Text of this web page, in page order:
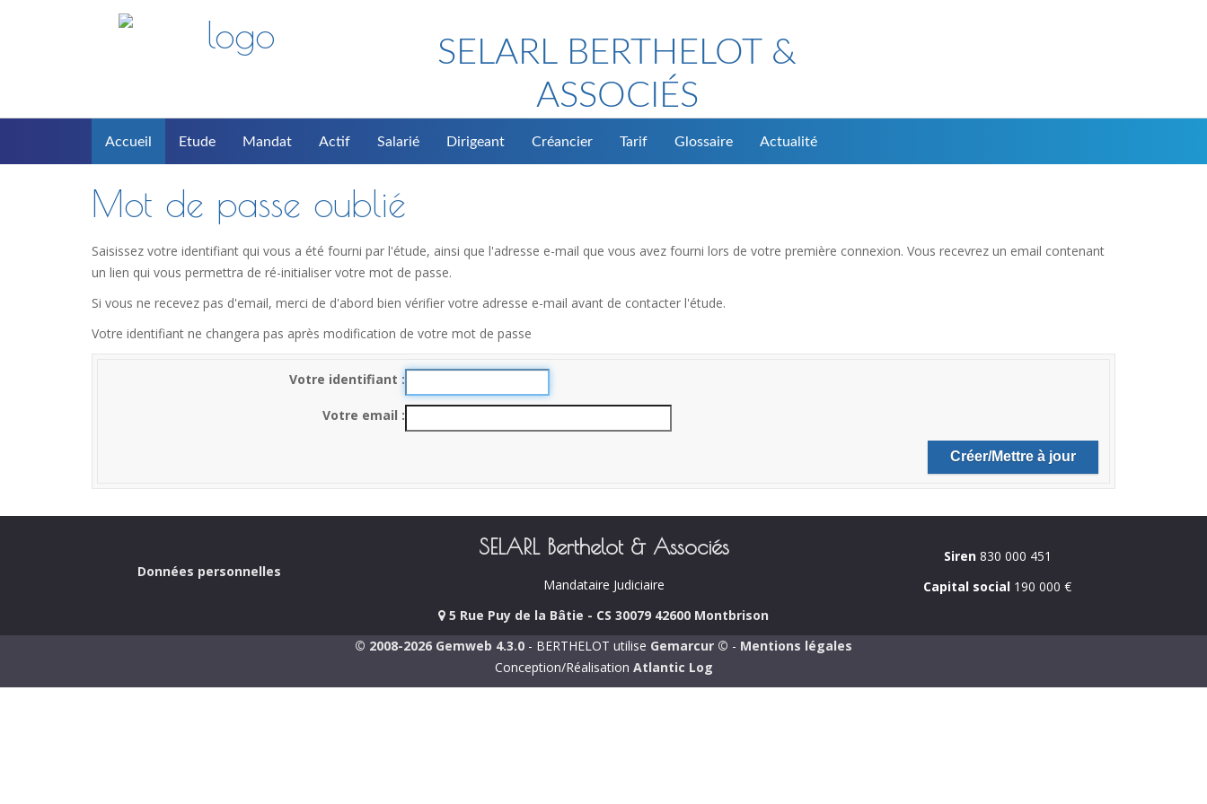
SELARL BERTHELOT &
ASSOCIÉS
Accueil Etude Mandat Actif Salarié Dirigeant Créancier Tarif Glossaire Actualité
Mot de passe oublié
Saisissez votre identifiant qui vous a été fourni par l'étude, ainsi que l'adresse e-mail que vous avez fourni lors de votre première connexion. Vous recevrez un email contenant
un lien qui vous permettra de ré-initialiser votre mot de passe.
Si vous ne recevez pas d'email, merci de d'abord bien vérifier votre adresse e-mail avant de contacter l'étude.
Votre identifiant ne changera pas après modification de votre mot de passe
Votre identifiant
Votre email
Données personnelles
SELARL Berthelot & Associés
Mandataire Judiciaire
5 Rue Puy de la Bâtie - CS 30079 42600 Montbrison
Siren830 000 451
Capital social 190 000 €
© 2008-2026 Gemweb 4.3.0 - BERTHELOT utilise Gemarcur © - Mentions légales
Conception/Réalisation Atlantic Log